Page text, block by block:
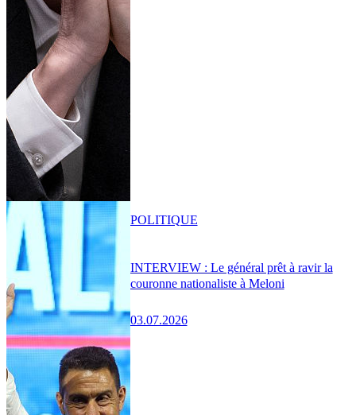
INTERVIEW : Le général prêt à ravir la
couronne nationaliste à Meloni
03.07.2026
POLITIQUE